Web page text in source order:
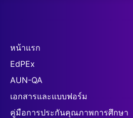
หน้าแรก
EdPEx
AUN-QA
เอกสารและแบบฟอร์ม
คู่มือการประกันคุณภาพการศึกษา